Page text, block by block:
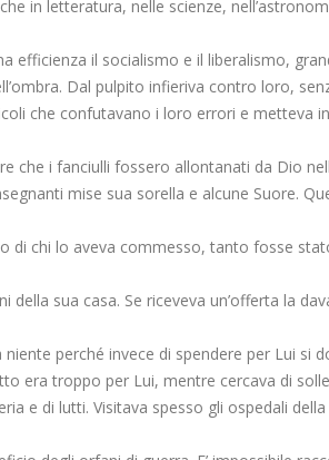
in letteratura, nelle scienze,
il socialismo e il liberalismo,
Dal pulpito infieriva contro loro,
che confutavano i loro errori e metteva
che i fanciulli fossero allontanati da Dio
mise sua sorella e alcune Suore.
di chi lo aveva commesso, tanto fosse
sua casa. Se riceveva un’offerta la
perché invece di spendere per Lui si
era troppo per Lui, mentre cercava di
e di lutti. Visitava spesso gli ospedali